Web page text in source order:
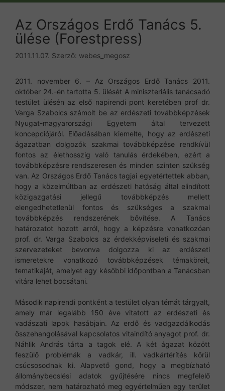
Az Országos Erdő Tanács 5.
ülése (Forestpress)
2011.11.07. Szerző: webes_megosz
2011. november 6. – Az Országos Erdő Tanács 2011.
október 24.-én tartotta 5. ülését A miniszteriális tanácsadó
testület ülésén az első napirendi pont keretében prof dr.
Varga Szabolcs számolt be az erdészeti továbbképzések
Nyugat-magyarországi Egyetem által tervezett
koncepciójáról. Előadásában kiemelte, hogy az erdészeti
ágazatban dolgozók szakmai továbbképzése rendkívül
fontos az élethosszig való tanulás érdekében, ezért a
továbbképzésre rendszeresen és minden szinten szükség
van. Az Országos Erdő Tanács tagjai egyetértettek abban,
hogy a közelmúltban az erdészeti hatóság által elindított
közigazgatási jellegű továbbképzés mellett
elengedhetetlenül fontos és szükséges a szakmai
továbbképzés rendszerének bővítése. A Tanács
határozatot hozott arról, hogy a képzésre vonatkozóan
prof. dr. Varga Szabolcs az érdekképviseleti és szakmai
szervezeteket bevonva dolgozza ki az erdészeti
ismeretekre vonatkozó továbbképzések témaköreit,
tematikáját, amelyet egy későbbi időpontban a Tanácsban
vitára lehet bocsátani.
Második napirendi pontként a testület olyan témát tárgyalt,
amely már legalább 150 éve vitatott az erdészeti és
vadászati lapok hasábjain. Az erdő és vadgazdálkodás
összehangolásával kapcsolatos vitaindító anyagot prof. dr.
Náhlik András tárta a tagok elé. A két ágazat között
feszülő problémák a vadkár, ill. vadkártérítés körül
csúcsosodnak ki. Alapvető gond, hogy a megbízható
állománybecslési adatok gyűjtésére nincs megfelelő
módszer, nem határozható meg egyértelműen egy terület